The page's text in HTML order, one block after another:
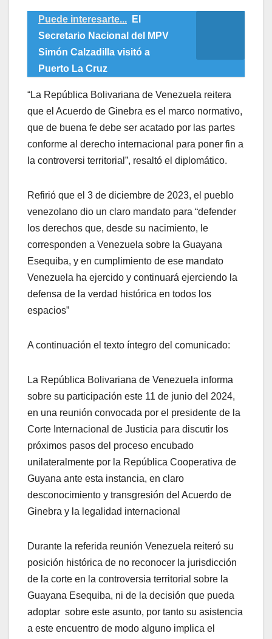
Puede interesarte...
El
Secretario Nacional del MPV
Simón Calzadilla visitó a
Puerto La Cruz
“La República Bolivariana de Venezuela reitera
que el Acuerdo de Ginebra es el marco normativo,
que de buena fe debe ser acatado por las partes
conforme al derecho internacional para poner fin a
la controversi territorial”, resaltó el diplomático.
Refirió que el 3 de diciembre de 2023, el pueblo
venezolano dio un claro mandato para “defender
los derechos que, desde su nacimiento, le
corresponden a Venezuela sobre la Guayana
Esequiba, y en cumplimiento de ese mandato
Venezuela ha ejercido y continuará ejerciendo la
defensa de la verdad histórica en todos los
espacios”
A continuación el texto íntegro del comunicado:
La República Bolivariana de Venezuela informa
sobre su participación este 11 de junio del 2024,
en una reunión convocada por el presidente de la
Corte Internacional de Justicia para discutir los
próximos pasos del proceso encubado
unilateralmente por la República Cooperativa de
Guyana ante esta instancia, en claro
desconocimiento y transgresión del Acuerdo de
Ginebra y la legalidad internacional
Durante la referida reunión Venezuela reiteró su
posición histórica de no reconocer la jurisdicción
de la corte en la controversia territorial sobre la
Guayana Esequiba, ni de la decisión que pueda
adoptar sobre este asunto, por tanto su asistencia
a este encuentro de modo alguno implica el